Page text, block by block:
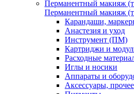
Перманентный макияж
Перманентный макияж
Карандаши,
Анастезия и уход
Инструмент (ПМ)
Картриджи и
Расходные
Иглы и носики
Аппараты и
Аксессуары,